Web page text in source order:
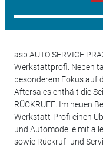
asp AUTO SERVICE
Werkstattprofi. Neben
besonderem Fokus auf
Aftersales enthält die
RÜCKRUFE. Im neuen
Werkstatt-Profi einen
und Automodelle mit
sowie Rückruf- und